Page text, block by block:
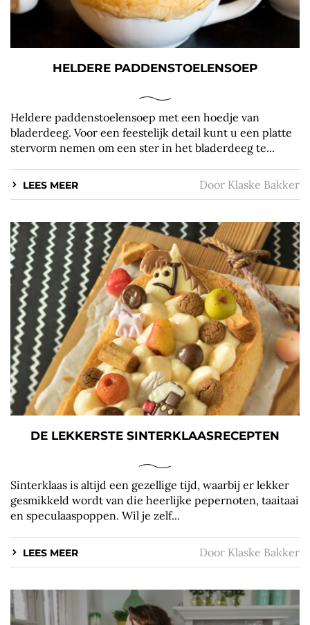
HELDERE PADDENSTOELENSOEP
Heldere paddenstoelensoep met een hoedje van
bladerdeeg. Voor een feestelijk detail kunt u een platte
stervorm nemen om een ster in het bladerdeeg te...
LEES MEER Door Klaske Bakker
DE LEKKERSTE SINTERKLAASRECEPTEN
Sinterklaas is altijd een gezellige tijd, waarbij er lekker
gesmikkeld wordt van die heerlijke pepernoten, taaitaai
en speculaaspoppen. Wil je zelf...
LEES MEER Door Klaske Bakker